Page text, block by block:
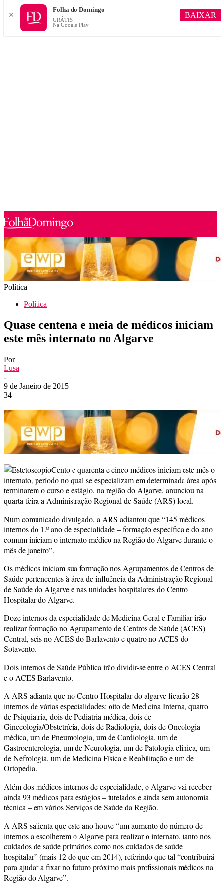
Política
Política
Quase centena e meia de médicos iniciam
este mês internato no Algarve
Por
Lusa
-
9 de Janeiro de 2015
34
Cento e quarenta e cinco médicos iniciam este mês o
internato, período no qual se especializam em determinada área após
terminarem o curso e estágio, na região do Algarve, anunciou na
quarta-feira a Administração Regional de Saúde (ARS) local.
Num comunicado divulgado, a ARS adiantou que “145 médicos
internos do 1.º ano de especialidade – formação específica e do ano
comum iniciam o internato médico na Região do Algarve durante o
mês de janeiro”.
Os médicos iniciam sua formação nos Agrupamentos de Centros de
Saúde pertencentes à área de influência da Administração Regional
de Saúde do Algarve e nas unidades hospitalares do Centro
Hospitalar do Algarve.
Doze internos da especialidade de Medicina Geral e Familiar irão
realizar formação no Agrupamento de Centros de Saúde (ACES)
Central, seis no ACES do Barlavento e quatro no ACES do
Sotavento.
Dois internos de Saúde Pública irão dividir-se entre o ACES Central
e o ACES Barlavento.
A ARS adianta que no Centro Hospitalar do algarve ficarão 28
internos de várias especialidades: oito de Medicina Interna, quatro
de Psiquiatria, dois de Pediatria médica, dois de
Ginecologia/Obstetrícia, dois de Radiologia, dois de Oncologia
médica, um de Pneumologia, um de Cardiologia, um de
Gastroenterologia, um de Neurologia, um de Patologia clinica, um
de Nefrologia, um de Medicina Física e Reabilitação e um de
Ortopedia.
Além dos médicos internos de especialidade, o Algarve vai receber
ainda 93 médicos para estágios – tutelados e ainda sem autonomia
técnica – em vários Serviços de Saúde da Região.
A ARS salienta que este ano houve “um aumento do número de
internos a escolherem o Algarve para realizar o internato, tanto nos
cuidados de saúde primários como nos cuidados de saúde
hospitalar” (mais 12 do que em 2014), referindo que tal “contribuirá
para ajudar a fixar no futuro próximo mais profissionais médicos na
Região do Algarve”.
✕
Folha do Domingo
GRÁTIS
Na Google Play
BAIXAR